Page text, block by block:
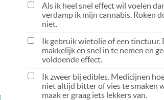
Als ik heel snel effect wil voelen
verdamp ik mijn cannabis. Roken
niet.
Ik gebruik wietolie of een tinctuur.
makkelijk en snel in te nemen en
voldoende effect.
Ik zweer bij edibles. Medicijnen
niet altijd bitter of vies te smaken
maak er graag iets lekkers van.